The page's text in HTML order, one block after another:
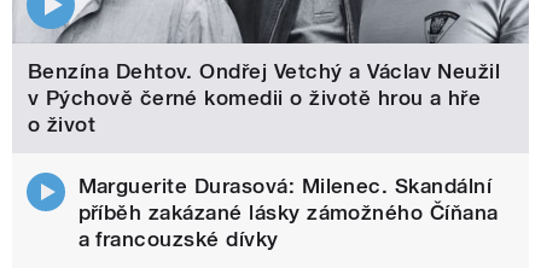
Benzína Dehtov. Ondřej Vetchý a Václav Neužil
v Pýchově černé komedii o životě hrou a hře
o život
Marguerite Durasová: Milenec. Skandální
příběh zakázané lásky zámožného Číňana
a francouzské dívky